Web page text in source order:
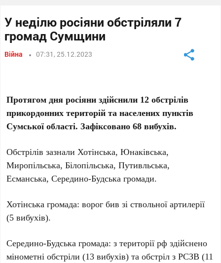
У неділю росіяни обстріляли 7
громад Сумщини
Війна 07:31, 25.12.2023
Протягом дня росіяни здійснили 12 обстрілів
прикордонних територій та населених пунктів
Сумської області. Зафіксовано 68 вибухів.
Обстрілів зазнали Хотінська, Юнаківська,
Миропільська, Білопільська, Путивльська,
Есманська, Середино-Будська громади.
Хотінська громада: ворог бив зі ствольної артилерії
(5 вибухів).
Середино-Будська громада: з території рф здійснено
мінометні обстріли (13 вибухів) та обстріл з РСЗВ (11